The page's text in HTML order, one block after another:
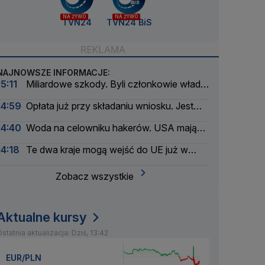
NA ŻYWO
TVN24
NA ŻYWO
TVN24 BiS
INFORMACJE:
Miliardowe szkody. Byli członkowie władz
Opłata już przy składaniu wniosku. Jest
Woda na celowniku hakerów. USA mają
Te dwa kraje mogą wejść do UE już w
Zobacz wszystkie
kursy
aktualizacja: Dziś, 13:42
EUR/PLN